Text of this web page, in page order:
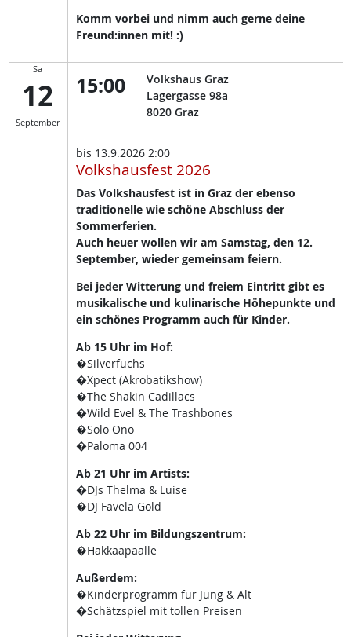
Komm vorbei und nimm auch gerne deine
Freund:innen mit! :)
Sa
12
September
15:00
Volkshaus Graz
Lagergasse 98a
8020 Graz
bis 13.9.2026 2:00
Volkshausfest 2026
Das Volkshausfest ist in Graz der ebenso
traditionelle wie schöne Abschluss der
Sommerferien.
Auch heuer wollen wir am Samstag, den 12.
September, wieder gemeinsam feiern.
Bei jeder Witterung und freiem Eintritt gibt es
musikalische und kulinarische Höhepunkte und
ein schönes Programm auch für Kinder.
Ab 15 Uhr im Hof:
�Silverfuchs
�Xpect (Akrobatikshow)
�The Shakin Cadillacs
�Wild Evel & The Trashbones
�Solo Ono
�Paloma 004
Ab 21 Uhr im Artists:
�DJs Thelma & Luise
�DJ Favela Gold
Ab 22 Uhr im Bildungszentrum:
�Hakkaapäälle
Außerdem:
�Kinderprogramm für Jung & Alt
�Schätzspiel mit tollen Preisen